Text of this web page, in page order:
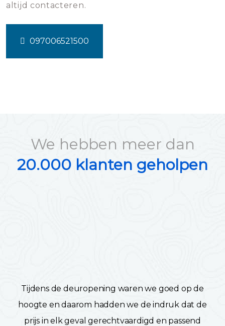
altijd contacteren.
097006521500
We hebben meer dan
20.000 klanten geholpen
Tijdens de deuropening waren we goed op de
hoogte en daarom hadden we de indruk dat de
prijs in elk geval gerechtvaardigd en passend